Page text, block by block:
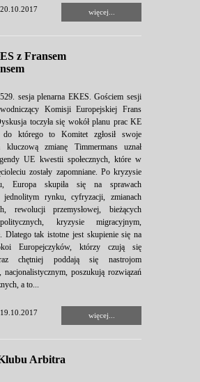
więcej...
z Fransem
sesja plenarna EKES. Gościem sesji
Komisji Europejskiej Frans
toczyła się wokół planu prac KE
którego to Komitet zgłosił swoje
kluczową zmianę Timmermans uznał
UE kwestii społecznych, które w
zostały zapomniane. Po kryzysie
Europa skupiła się na sprawach
jednolitym rynku, cyfryzacji, zmianach
rewolucji przemysłowej, bieżących
kryzysie migracyjnym,
Dlatego tak istotne jest skupienie się na
Europejczyków, którzy czują się
chętniej poddają się nastrojom
nacjonalistycznym, poszukują rozwiązań
a to...
więcej...
Arbitra